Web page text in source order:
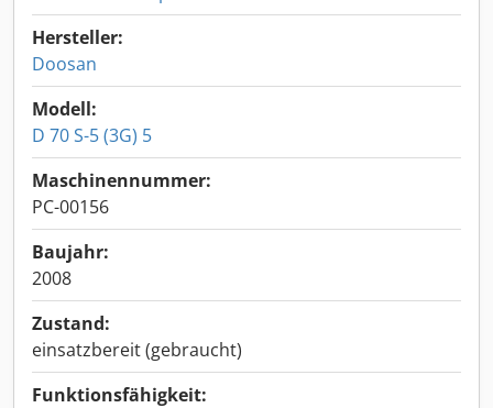
Hersteller:
Doosan
Modell:
D 70 S-5 (3G) 5
Maschinennummer:
PC-00156
Baujahr:
2008
Zustand:
einsatzbereit (gebraucht)
Funktionsfähigkeit: